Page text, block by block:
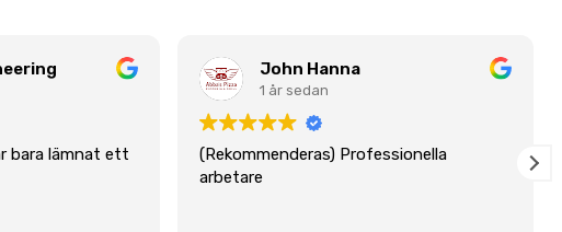
bara lämnat ett
John Hanna
1 år sedan
(Rekommenderas) Professionella
arbetare